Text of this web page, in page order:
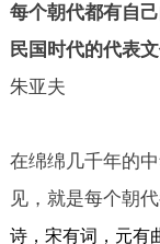
每个朝代都有自
民国时代的代表
朱亚夫
在绵绵几千年的
见，就是每个朝
诗，宋有词，元有